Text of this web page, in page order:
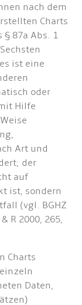
nach dem
Charts
87a Abs. 1
ist eine
oder
Hilfe
Art und
der
auf
ist, sondern
(vgl. BGHZ
R 2000, 265,
Charts
Daten,